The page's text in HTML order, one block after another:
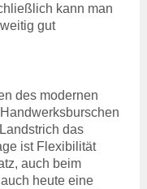
kann man
gut
des modernen
das
ist Flexibilität
auch beim
heute eine